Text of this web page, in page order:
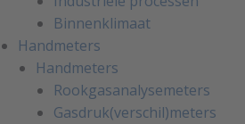
Binnenklimaat
Handmeters
Handmeters
Rookgasanalysemeters
Gasdruk(verschil)meters